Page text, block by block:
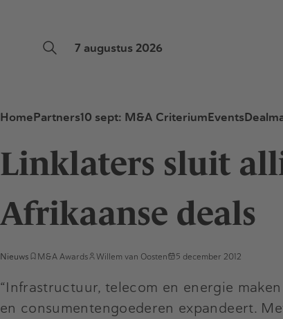
7 augustus 2026
HomePartners10 sept: M&A CriteriumEvents
Linklaters sluit
Afrikaanse deals
Nieuws M&A Awards Willem van Oosten 5 december 2012
“Infrastructuur, telecom en energie
en consumentengoederen expandeert.